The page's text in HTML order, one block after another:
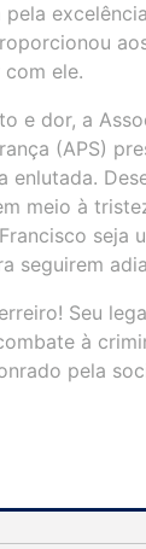
ele.
e dor, a
(APS)
enlutada.
meio à
seja
seguirem
Seu
à
pela